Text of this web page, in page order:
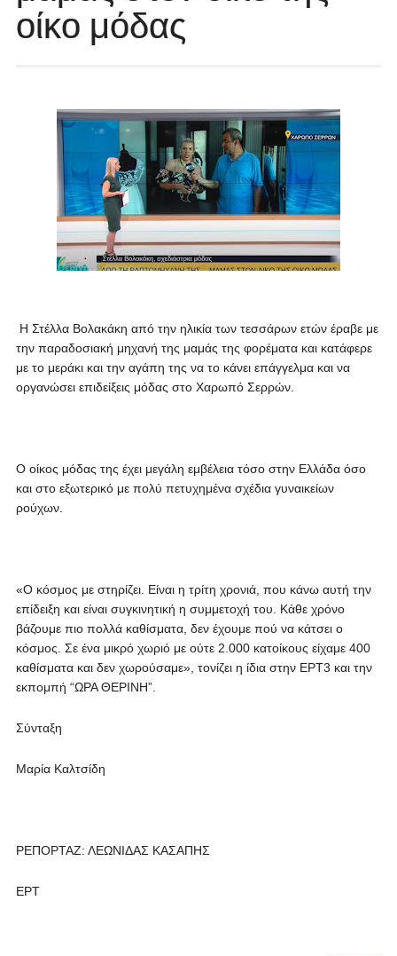
οίκο μόδας
Η Στέλλα Βολακάκη από την ηλικία των τεσσάρων ετών έραβε με
την παραδοσιακή μηχανή της μαμάς της φορέματα και κατάφερε
με το μεράκι και την αγάπη της να το κάνει επάγγελμα και να
οργανώσει επιδείξεις μόδας στο Χαρωπό Σερρών.
Ο οίκος μόδας της έχει μεγάλη εμβέλεια τόσο στην Ελλάδα όσο
και στο εξωτερικό με πολύ πετυχημένα σχέδια γυναικείων
ρούχων.
«Ο κόσμος με στηρίζει. Είναι η τρίτη χρονιά, που κάνω αυτή την
επίδειξη και είναι συγκινητική η συμμετοχή του. Κάθε χρόνο
βάζουμε πιο πολλά καθίσματα, δεν έχουμε πού να κάτσει ο
κόσμος. Σε ένα μικρό χωριό με ούτε 2.000 κατοίκους είχαμε 400
καθίσματα και δεν χωρούσαμε», τονίζει η ίδια στην ΕΡΤ3 και την
εκπομπή “ΩΡΑ ΘΕΡΙΝΗ”.
Σύνταξη
Μαρία Καλτσίδη
ΡΕΠΟΡΤΑΖ: ΛΕΩΝΙΔΑΣ ΚΑΣΑΠΗΣ
ΕΡΤ